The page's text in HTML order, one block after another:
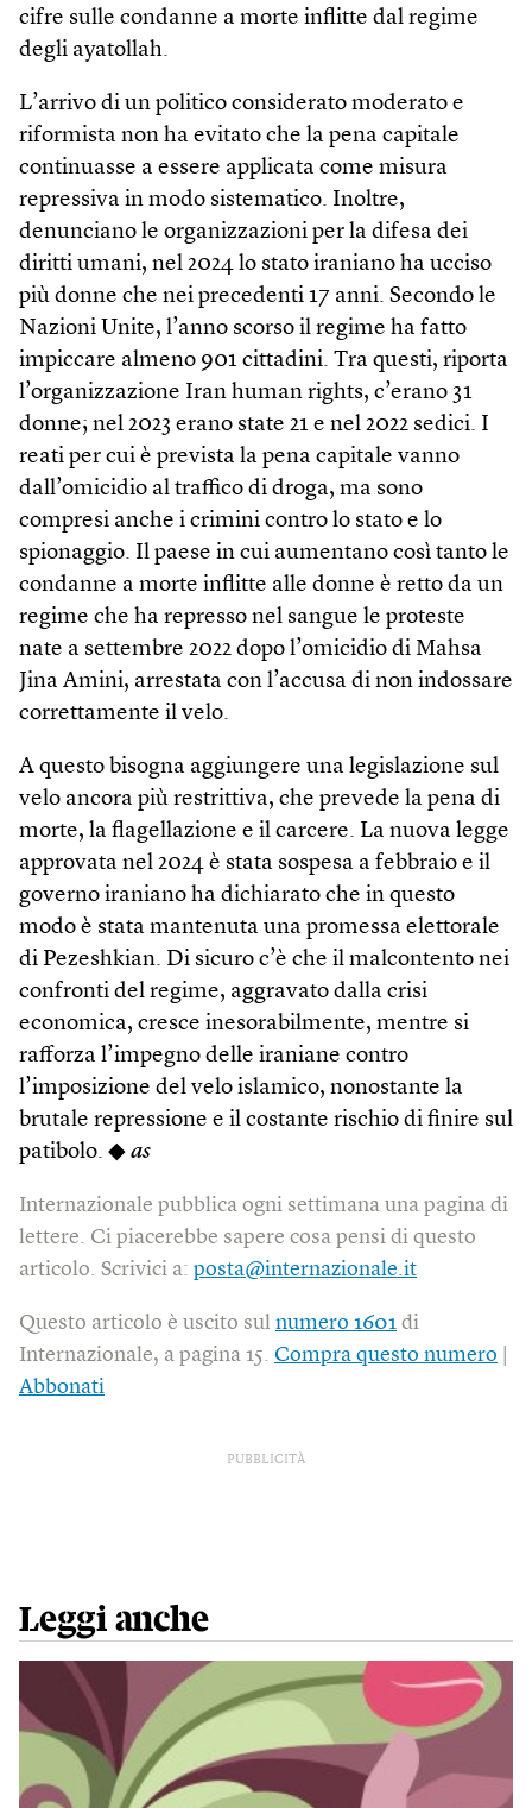
cifre sulle condanne a morte inflitte dal regime
degli ayatollah.
L’arrivo di un politico considerato moderato e
riformista non ha evitato che la pena capitale
continuasse a essere applicata come misura
repressiva in modo sistematico. Inoltre,
denunciano le organizzazioni per la difesa dei
diritti umani, nel 2024 lo stato iraniano ha ucciso
più donne che nei precedenti 17 anni. Secondo le
Nazioni Unite, l’anno scorso il regime ha fatto
impiccare almeno 901 cittadini. Tra questi, riporta
l’organizzazione Iran human rights, c’erano 31
donne; nel 2023 erano state 21 e nel 2022 sedici. I
reati per cui è prevista la pena capitale vanno
dall’omicidio al traffico di droga, ma sono
compresi anche i crimini contro lo stato e lo
spionaggio. Il paese in cui aumentano così tanto le
condanne a morte inflitte alle donne è retto da un
regime che ha represso nel sangue le proteste
nate a settembre 2022 dopo l’omicidio di Mahsa
Jina Amini, arrestata con l’accusa di non indossare
correttamente il velo.
A questo bisogna aggiungere una legislazione sul
velo ancora più restrittiva, che prevede la pena di
morte, la flagellazione e il carcere. La nuova legge
approvata nel 2024 è stata sospesa a febbraio e il
governo iraniano ha dichiarato che in questo
modo è stata mantenuta una promessa elettorale
di Pezeshkian. Di sicuro c’è che il malcontento nei
confronti del regime, aggravato dalla crisi
economica, cresce inesorabilmente, mentre si
rafforza l’impegno delle iraniane contro
l’imposizione del velo islamico, nonostante la
brutale repressione e il costante rischio di finire sul
patibolo. ◆ as
Internazionale pubblica ogni settimana una pagina di
lettere. Ci piacerebbe sapere cosa pensi di questo
articolo. Scrivici a: posta@internazionale.it
Questo articolo è uscito sul numero 1601 di
Internazionale, a pagina 15. Compra questo numero
Abbonati
PUBBLICITÀ
Leggi anche